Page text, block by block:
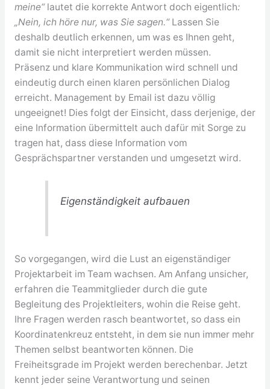
meine“ lautet die korrekte Antwort doch eigentlich:
„Nein, ich höre nur, was Sie sagen.“ Lassen Sie
deshalb deutlich erkennen, um was es Ihnen geht,
damit sie nicht interpretiert werden müssen.
Präsenz und klare Kommunikation wird schnell und
eindeutig durch einen klaren persönlichen Dialog
erreicht. Management by Email ist dazu völlig
ungeeignet! Dies folgt der Einsicht, dass derjenige, der
eine Information übermittelt auch dafür mit Sorge zu
tragen hat, dass diese Information vom
Gesprächspartner verstanden und umgesetzt wird.
Eigenständigkeit aufbauen
So vorgegangen, wird die Lust an eigenständiger
Projektarbeit im Team wachsen. Am Anfang unsicher,
erfahren die Teammitglieder durch die gute
Begleitung des Projektleiters, wohin die Reise geht.
Ihre Fragen werden rasch beantwortet, so dass ein
Koordinatenkreuz entsteht, in dem sie nun immer mehr
Themen selbst beantworten können. Die
Freiheitsgrade im Projekt werden berechenbar. Jetzt
kennt jeder seine Verantwortung und seinen